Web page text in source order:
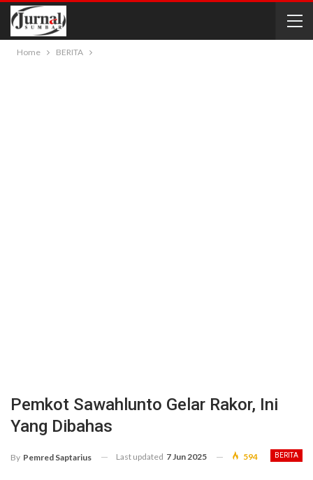
Home BERITA
Pemkot Sawahlunto Gelar Rakor, Ini
Yang Dibahas
BERITA
By Pemred Saptarius Last updated 7 Jun 2025 594